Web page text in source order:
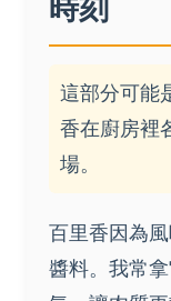
這部分可能
香在廚房裡
場。
百里香因為
醬料。我常